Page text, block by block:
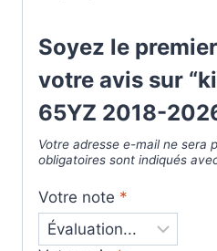
Soyez le
votre avis sur
65YZ 2018-
Votre adresse e-mail ne sera
obligatoires sont indiqués
Votre note *